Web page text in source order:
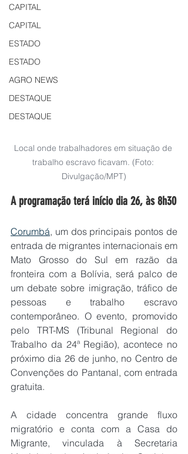
CAPITAL
CAPITAL
ESTADO
ESTADO
AGRO NEWS
DESTAQUE
DESTAQUE
Local onde trabalhadores em situação de
trabalho escravo ficavam. (Foto:
Divulgação/MPT)
A programação terá início dia 26, às 8h30
Corumbá, um dos principais pontos de
entrada de migrantes internacionais em
Mato Grosso do Sul em razão da
fronteira com a Bolívia, será palco de
um debate sobre imigração, tráfico de
pessoas e trabalho escravo
contemporâneo. O evento, promovido
pelo TRT-MS (Tribunal Regional do
Trabalho da 24ª Região), acontece no
próximo dia 26 de junho, no Centro de
Convenções do Pantanal, com entrada
gratuita.
A cidade concentra grande fluxo
migratório e conta com a Casa do
Migrante, vinculada à Secretaria